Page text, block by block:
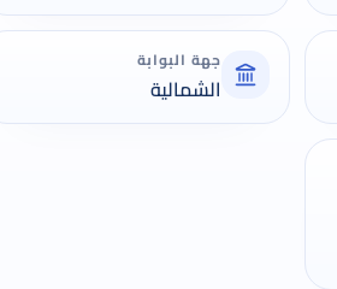
جهة البوابة
الشمالية